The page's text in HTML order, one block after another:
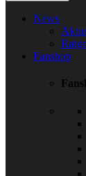
News
Fanshop